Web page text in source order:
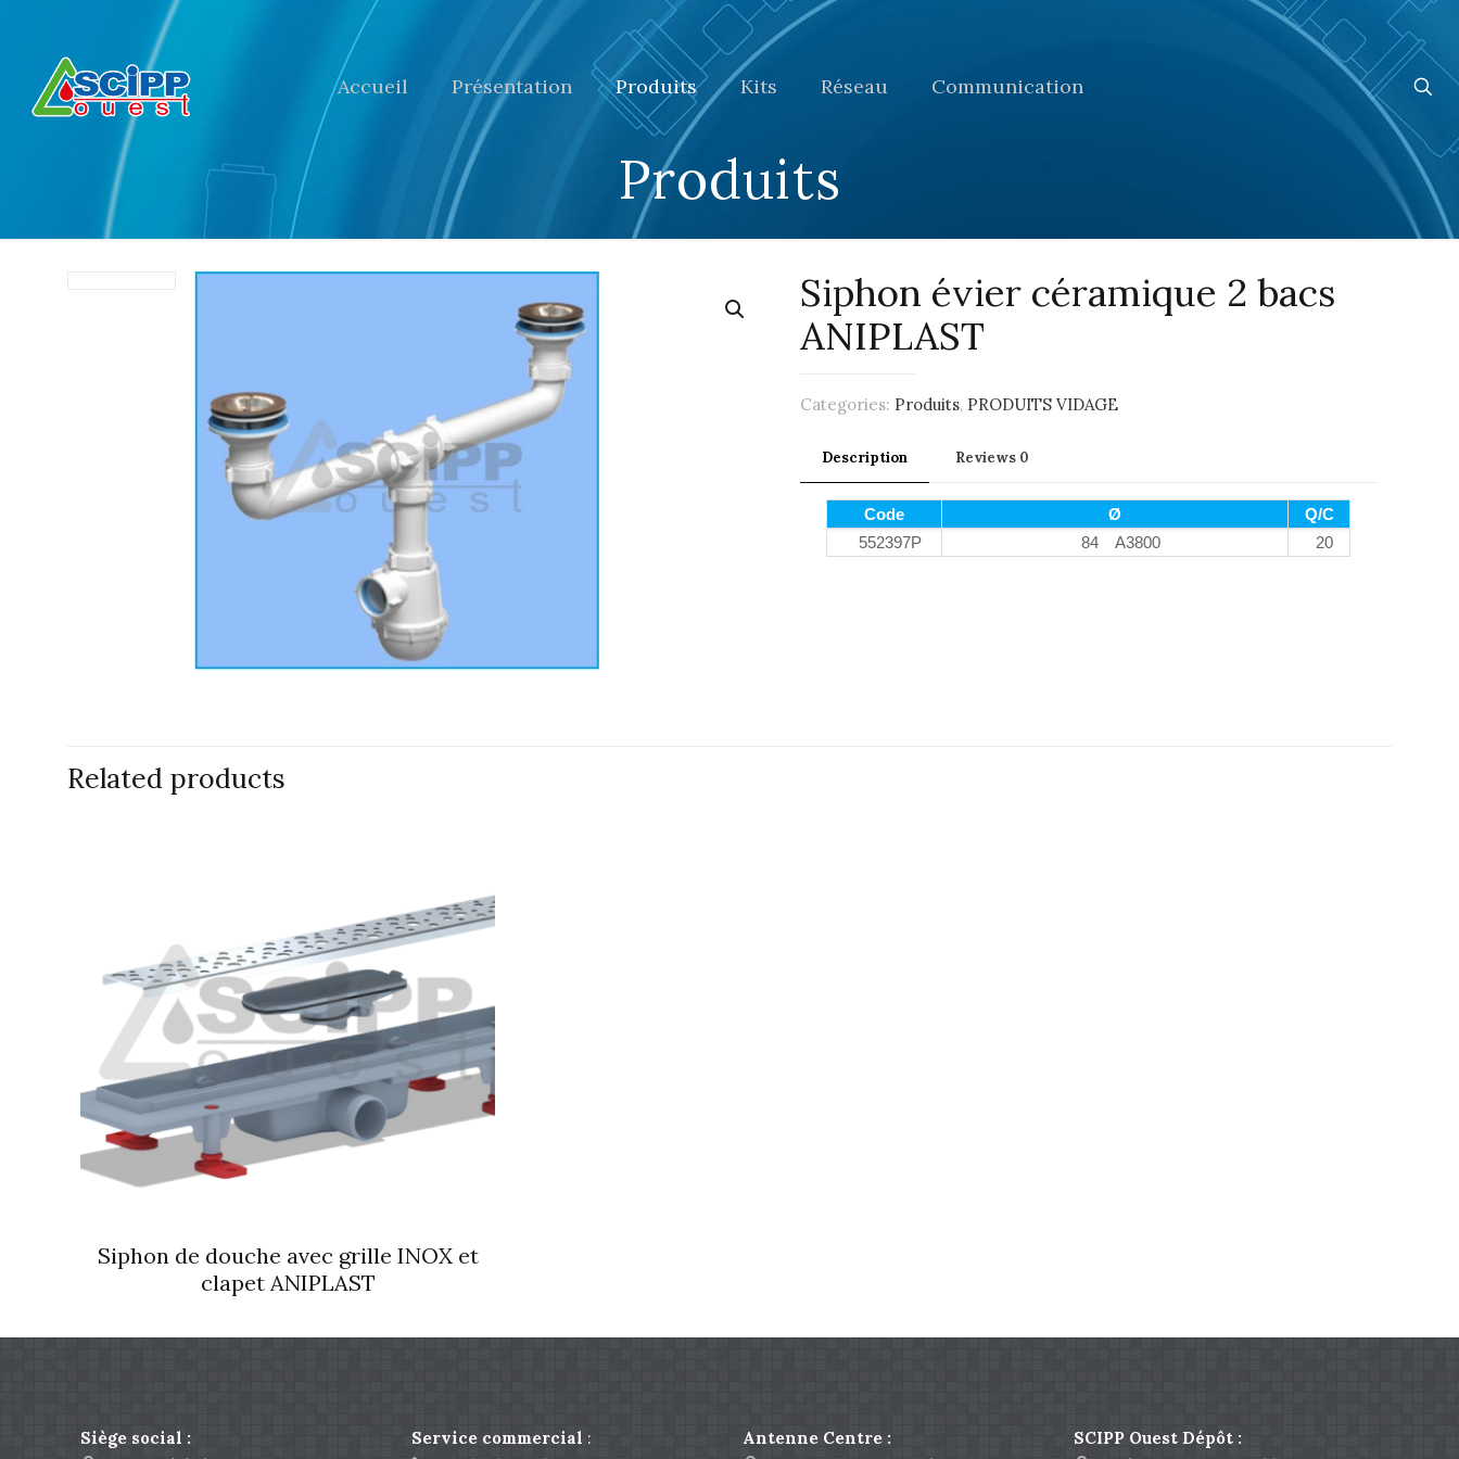
Accueil Présentation Produits Kits Réseau Communication
Produits
Siphon évier céramique 2 bacs
ANIPLAST
Categories: Produits, PRODUITS VIDAGE
Description Reviews 0
Code Ø
Q/C
552397P
84 A3800 20
Related products
Siphon de douche avec grille INOX et
clapet ANIPLAST
Siège social :
Service commercial :
Antenne Centre :
SCIPP Ouest Dépôt :